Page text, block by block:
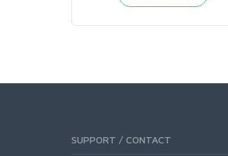
SUPPORT / CONTACT